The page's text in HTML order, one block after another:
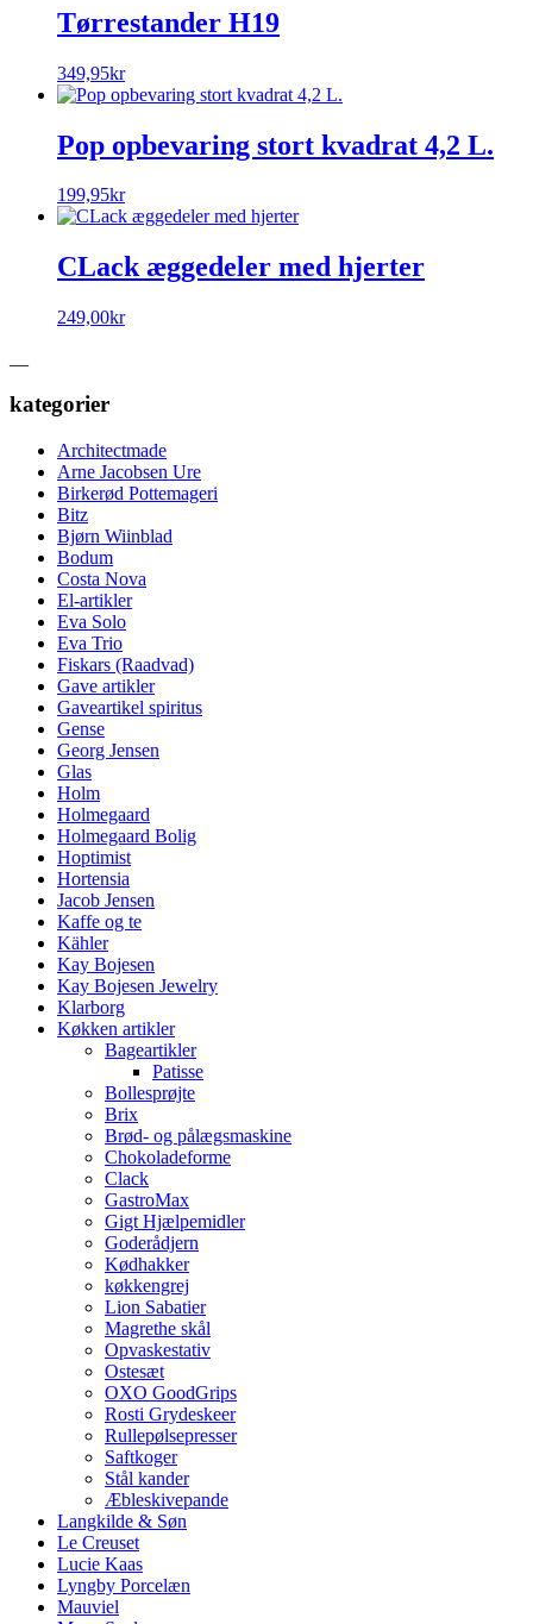
Tørrestander H19
349,95kr
Pop opbevaring stort kvadrat 4,2 L.
199,95kr
CLack æggedeler med hjerter
249,00kr
kategorier
Architectmade
Arne Jacobsen Ure
Birkerød Pottemageri
Bitz
Bjørn Wiinblad
Bodum
Costa Nova
El-artikler
Eva Solo
Eva Trio
Fiskars (Raadvad)
Gave artikler
Gaveartikel spiritus
Gense
Georg Jensen
Glas
Holm
Holmegaard
Holmegaard Bolig
Hoptimist
Hortensia
Jacob Jensen
Kaffe og te
Kähler
Kay Bojesen
Kay Bojesen Jewelry
Klarborg
Køkken artikler
Bageartikler
Patisse
Bollesprøjte
Brix
Brød- og pålægsmaskine
Chokoladeforme
Clack
GastroMax
Gigt Hjælpemidler
Goderådjern
Kødhakker
køkkengrej
Lion Sabatier
Magrethe skål
Opvaskestativ
Ostesæt
OXO GoodGrips
Rosti Grydeskeer
Rullepølsepresser
Saftkoger
Stål kander
Æbleskivepande
Langkilde & Søn
Le Creuset
Lucie Kaas
Lyngby Porcelæn
Mauviel